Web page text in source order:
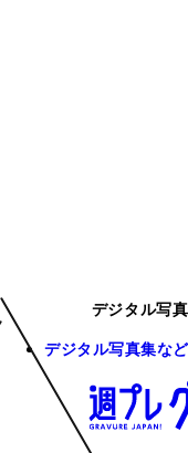
デジタル写
デジタル写真集な